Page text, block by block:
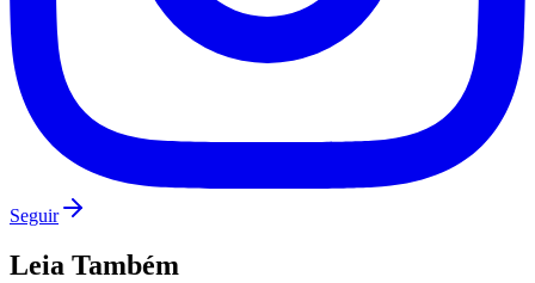
Seguir
Leia Também